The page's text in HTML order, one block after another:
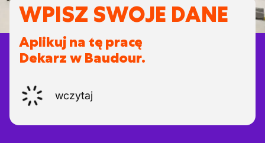
WPISZ SWOJE DANE
Aplikuj na tę pracę
Dekarz w Baudour.
wczytaj